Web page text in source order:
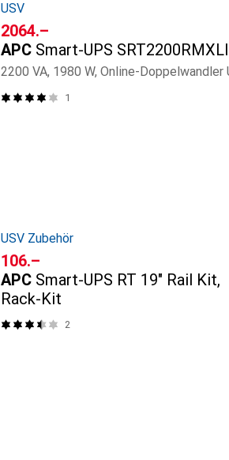
USV
CHF
2064.–
APC Smart-UPS SRT2200RMXLI
2200 VA, 1980 W, Online-Doppelwandler
1
USV Zubehör
CHF
106.–
APC Smart-UPS RT 19" Rail Kit,
Rack-Kit
2